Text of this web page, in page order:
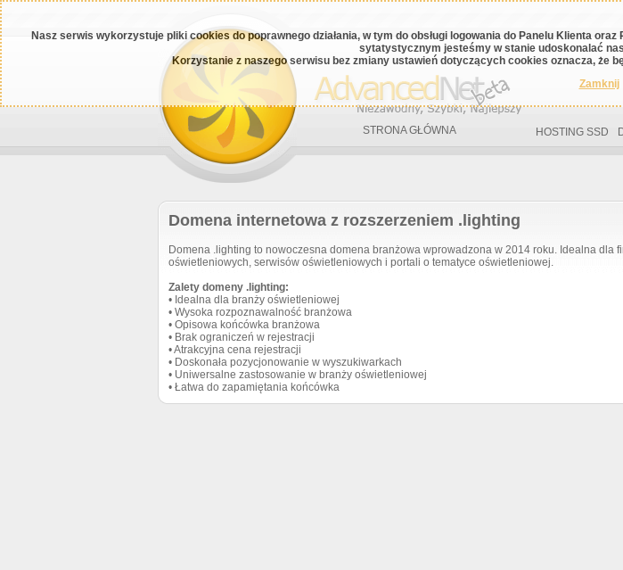
Nasz serwis wykorzystuje pliki cookies do poprawnego działania, w tym do obsługi logowania do Panelu Klienta
sytatystycznym jesteśmy w stanie udoskonalać
Korzystanie z naszego serwisu bez zmiany ustawień dotyczących cookies oznacza, że
Zamknij
STRONA GŁÓWNA HOSTING SSD
Domena internetowa z rozszerzeniem .lighting
Domena .lighting to nowoczesna domena branżowa wprowadzona w 2014 roku. Idealna dla
oświetleniowych, serwisów oświetleniowych i portali o tematyce oświetleniowej.
Zalety domeny .lighting:
• Idealna dla branży oświetleniowej
• Wysoka rozpoznawalność branżowa
• Opisowa końcówka branżowa
• Brak ograniczeń w rejestracji
• Atrakcyjna cena rejestracji
• Doskonała pozycjonowanie w wyszukiwarkach
• Uniwersalne zastosowanie w branży oświetleniowej
• Łatwa do zapamiętania końcówka